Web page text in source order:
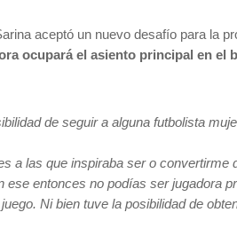
aceptó un nuevo desafío para la
ocupará el asiento principal en el
de seguir a alguna futbolista
a las que inspiraba ser o
entonces no podías ser jugadora
Ni bien tuve la posibilidad de